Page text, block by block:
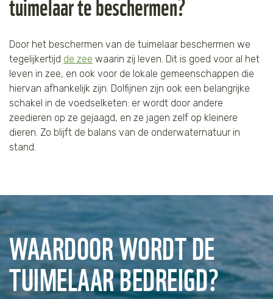
Door het beschermen van de tuimelaar beschermen we
tegelijkertijd de zee waarin zij leven. Dit is goed voor al het
leven in zee, en ook voor de lokale gemeenschappen die
hiervan afhankelijk zijn. Dolfijnen zijn ook een belangrijke
schakel in de voedselketen: er wordt door andere
zeedieren op ze gejaagd, en ze jagen zelf op kleinere
dieren. Zo blijft de balans van de onderwaternatuur in
stand.
WAARDOOR WORDT DE
TUIMELAAR BEDREIGD?